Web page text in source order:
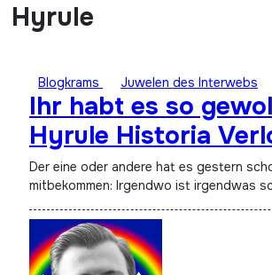
Hyrule
Blogkrams Juwelen des Interwebs
Ihr habt es so
Hyrule Historia
Der eine oder andere hat es gestern schon auf Facebook
mitbekommen: Irgendwo ist irgendwas